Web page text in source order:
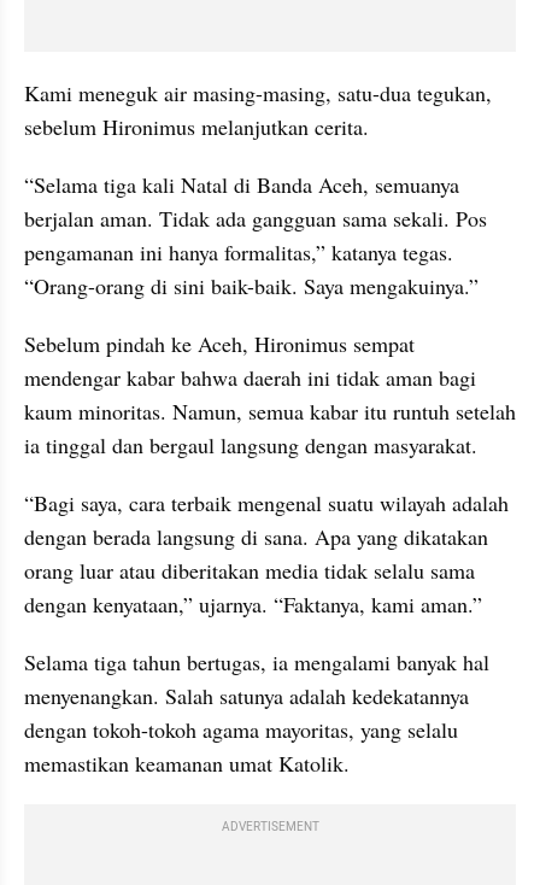
Kami meneguk air masing-masing, satu-dua tegukan,
sebelum Hironimus melanjutkan cerita.
“Selama tiga kali Natal di Banda Aceh, semuanya
berjalan aman. Tidak ada gangguan sama sekali. Pos
pengamanan ini hanya formalitas,” katanya tegas.
“Orang-orang di sini baik-baik. Saya mengakuinya.”
Sebelum pindah ke Aceh, Hironimus sempat
mendengar kabar bahwa daerah ini tidak aman bagi
kaum minoritas. Namun, semua kabar itu runtuh setelah
ia tinggal dan bergaul langsung dengan masyarakat.
“Bagi saya, cara terbaik mengenal suatu wilayah adalah
dengan berada langsung di sana. Apa yang dikatakan
orang luar atau diberitakan media tidak selalu sama
dengan kenyataan,” ujarnya. “Faktanya, kami aman.”
Selama tiga tahun bertugas, ia mengalami banyak hal
menyenangkan. Salah satunya adalah kedekatannya
dengan tokoh-tokoh agama mayoritas, yang selalu
memastikan keamanan umat Katolik.
ADVERTISEMENT